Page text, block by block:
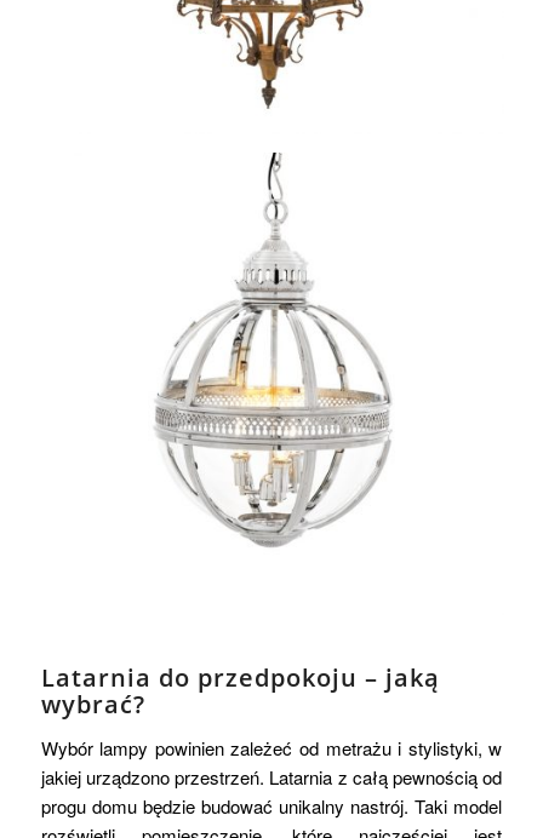
Latarnia do przedpokoju – jaką
wybrać?
Wybór lampy powinien zależeć od metrażu i stylistyki, w
jakiej urządzono przestrzeń. Latarnia z całą pewnością od
progu domu będzie budować unikalny nastrój. Taki model